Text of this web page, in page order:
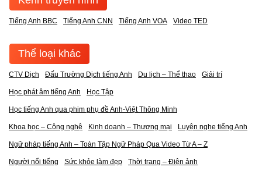
Tiếng Anh BBC Tiếng Anh CNN Tiếng Anh VOA Video TED
Thể loại khác
CTV Dịch Đấu Trường Dịch tiếng Anh Du lịch – Thể thao Giải trí
Học phát âm tiếng Anh Học Tập
Học tiếng Anh qua phim phụ đề Anh-Việt Thông Minh
Khoa học – Công nghệ Kinh doanh – Thương mại Luyện nghe tiếng Anh
Ngữ pháp tiếng Anh – Toàn Tập Ngữ Pháp Qua Video Từ A – Z
Người nổi tiếng Sức khỏe làm đẹp Thời trang – Điện ảnh